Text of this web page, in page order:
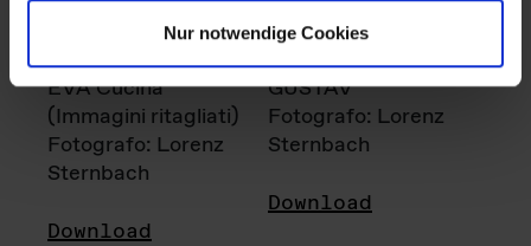
Nur notwendige Cookies
EVA Cucina
(Immagini ritagliati)
Fotografo: Lorenz
Sternbach
Download
GUSTAV
Fotografo: Lorenz
Sternbach
Download